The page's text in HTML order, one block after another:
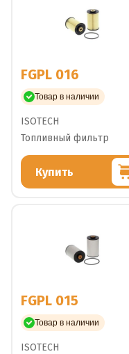
FGPL 016
Товар в наличии
ISOTECH
Топливный фильтр
Купить
FGPL 015
Товар в наличии
ISOTECH